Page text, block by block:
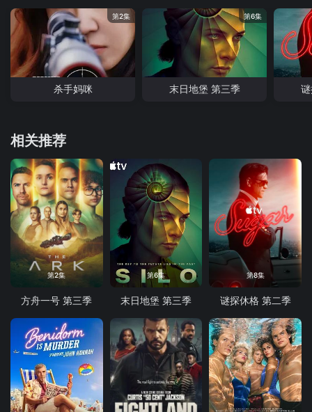
第2集
杀手妈咪
第6集
末日地堡 第三季
相关推荐
第2集
方舟一号 第三季
第6集
末日地堡 第三季
第8集
谜探休格 第二季